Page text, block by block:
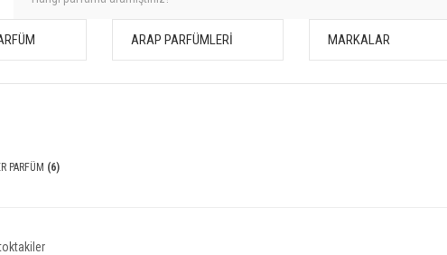
ARAP PARFÜMLERİ MARKALAR
PARFÜM (6)